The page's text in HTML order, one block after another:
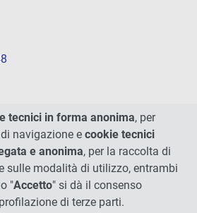
tecnici in forma anonima, per
navigazione e cookie tecnici
e anonima, per la raccolta di
sulle modalità di utilizzo, entrambi
"Accetto" si dà il consenso
di terze parti.